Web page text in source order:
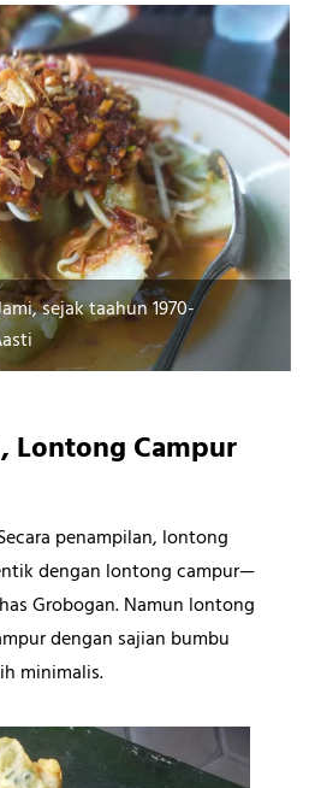
sejak taahun 1970-
Lontong Campur
penampilan, lontong
dengan lontong campur—
Grobogan. Namun lontong
dengan sajian bumbu
minimalis.